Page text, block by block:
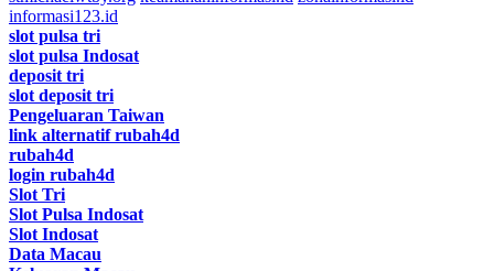
informasi123.id
slot pulsa tri
slot pulsa Indosat
deposit tri
slot deposit tri
Pengeluaran Taiwan
link alternatif rubah4d
rubah4d
login rubah4d
Slot Tri
Slot Pulsa Indosat
Slot Indosat
Data Macau